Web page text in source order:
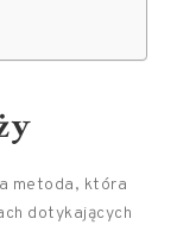
metoda, która
dotykających